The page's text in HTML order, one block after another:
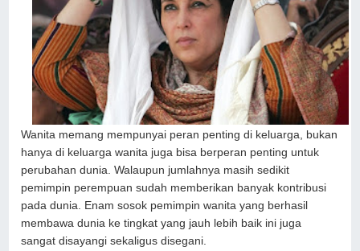
Wanita memang mempunyai peran penting di keluarga, bukan
hanya di keluarga wanita juga bisa berperan penting untuk
perubahan dunia. Walaupun jumlahnya masih sedikit
pemimpin perempuan sudah memberikan banyak kontribusi
pada dunia. Enam sosok pemimpin wanita yang berhasil
membawa dunia ke tingkat yang jauh lebih baik ini juga
sangat disayangi sekaligus disegani.